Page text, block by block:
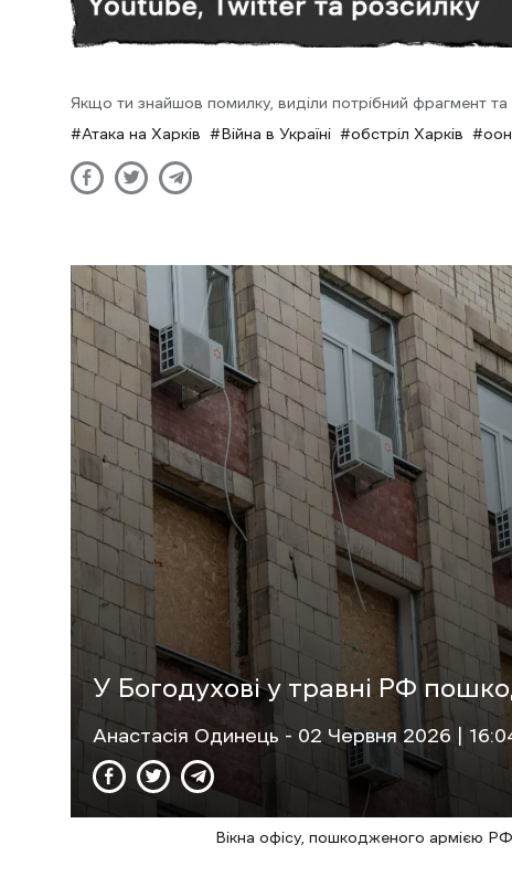
Якщо ти знайшов помилку, виділи потрібний фрагмент
Атака на Харків
Війна в Україні обстріл Харків оон
У Богодухові у травні РФ
Анастасія Одинець - 02 Червня 2026 |
Вікна офісу, пошкодженого армією